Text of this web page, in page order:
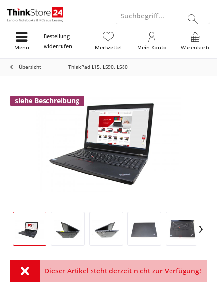
Suchbegriff...
Bestellung
widerrufen
Warenkorb
Merkzettel Mein Konto
Menü
Übersicht ThinkPad L15, L590, L580
siehe Beschreibung
Dieser Artikel steht derzeit nicht zur Verfügung!